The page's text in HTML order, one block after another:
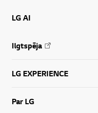
LG AI
Ilgtspēja
LG EXPERIENCE
Par LG